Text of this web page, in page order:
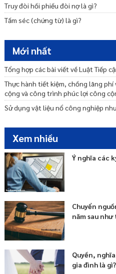
Tại sao phải công khai về thực
Biện pháp tạm thời trong phòng,
Quyền tự do báo chí, quyền tự do
dân được quy định ra sao?
Truy đòi hối phiếu đòi nợ là gì?
Tấm séc (chứng từ) là gì?
Mới nhất
Tổng hợp các bài viết về Luật Tiếp
Thực hành tiết kiệm, chống lãng
cộng và công trình phúc lợi công
Sử dụng vật liệu nổ công nghiệp
Xem nhiều
Ý nghĩa các
Chuyển
năm sau như
Quyền,
gia đình là gì?